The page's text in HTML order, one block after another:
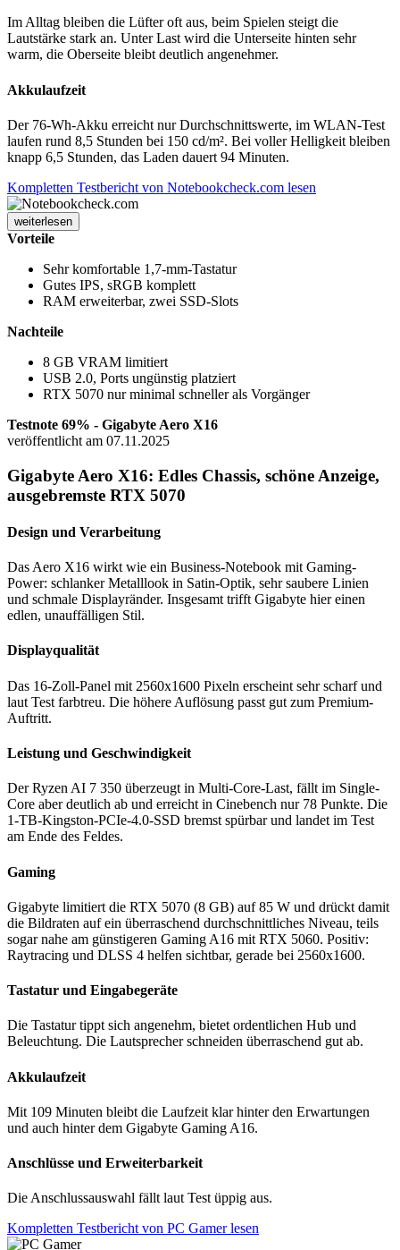
Im Alltag bleiben die Lüfter oft aus, beim Spielen steigt die
Lautstärke stark an. Unter Last wird die Unterseite hinten sehr
warm, die Oberseite bleibt deutlich angenehmer.
Akkulaufzeit
Der 76-Wh-Akku erreicht nur Durchschnittswerte, im WLAN-Test
laufen rund 8,5 Stunden bei 150 cd/m². Bei voller Helligkeit bleiben
knapp 6,5 Stunden, das Laden dauert 94 Minuten.
Kompletten Testbericht von Notebookcheck.com lesen
weiterlesen
Vorteile
Sehr komfortable 1,7-mm-Tastatur
Gutes IPS, sRGB komplett
RAM erweiterbar, zwei SSD-Slots
Nachteile
8 GB VRAM limitiert
USB 2.0, Ports ungünstig platziert
RTX 5070 nur minimal schneller als Vorgänger
Testnote 69% - Gigabyte Aero X16
veröffentlicht am 07.11.2025
Gigabyte Aero X16: Edles Chassis, schöne Anzeige,
ausgebremste RTX 5070
Design und Verarbeitung
Das Aero X16 wirkt wie ein Business-Notebook mit Gaming-
Power: schlanker Metalllook in Satin-Optik, sehr saubere Linien
und schmale Displayränder. Insgesamt trifft Gigabyte hier einen
edlen, unauffälligen Stil.
Displayqualität
Das 16-Zoll-Panel mit 2560x1600 Pixeln erscheint sehr scharf und
laut Test farbtreu. Die höhere Auflösung passt gut zum Premium-
Auftritt.
Leistung und Geschwindigkeit
Der Ryzen AI 7 350 überzeugt in Multi-Core-Last, fällt im Single-
Core aber deutlich ab und erreicht in Cinebench nur 78 Punkte. Die
1-TB-Kingston-PCIe-4.0-SSD bremst spürbar und landet im Test
am Ende des Feldes.
Gaming
Gigabyte limitiert die RTX 5070 (8 GB) auf 85 W und drückt damit
die Bildraten auf ein überraschend durchschnittliches Niveau, teils
sogar nahe am günstigeren Gaming A16 mit RTX 5060. Positiv:
Raytracing und DLSS 4 helfen sichtbar, gerade bei 2560x1600.
Tastatur und Eingabegeräte
Die Tastatur tippt sich angenehm, bietet ordentlichen Hub und
Beleuchtung. Die Lautsprecher schneiden überraschend gut ab.
Akkulaufzeit
Mit 109 Minuten bleibt die Laufzeit klar hinter den Erwartungen
und auch hinter dem Gigabyte Gaming A16.
Anschlüsse und Erweiterbarkeit
Die Anschlussauswahl fällt laut Test üppig aus.
Kompletten Testbericht von PC Gamer lesen